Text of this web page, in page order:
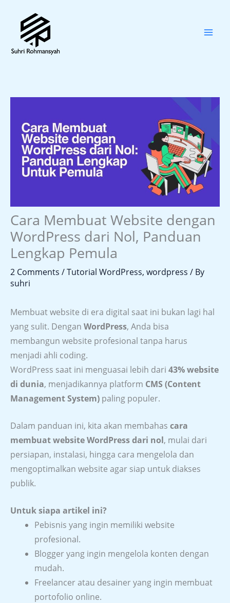
content
Cara Membuat Website dengan
WordPress dari Nol, Panduan
Lengkap Pemula
2 Comments /Tutorial WordPress, wordpress / By
suhri
Membuat website di era digital saat ini bukan lagi hal
yang sulit. Dengan WordPress, Anda bisa
membangun website profesional tanpa harus
menjadi ahli coding.
WordPress saat ini menguasai lebih dari 43% website
di dunia, menjadikannya platform CMS (Content
Management System) paling populer.
Dalam panduan ini, kita akan membahas cara
membuat website WordPress dari nol, mulai dari
persiapan, instalasi, hingga cara mengelola dan
mengoptimalkan website agar siap untuk diakses
publik.
Untuk siapa artikel ini?
Pebisnis yang ingin memiliki website
profesional.
Blogger yang ingin mengelola konten dengan
mudah.
Freelancer atau desainer yang ingin membuat
portofolio online.